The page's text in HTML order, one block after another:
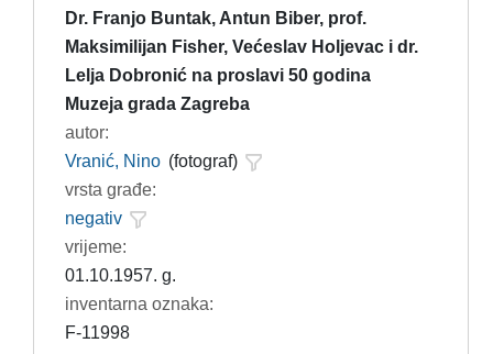
Dr. Franjo Buntak, Antun Biber, prof.
Maksimilijan Fisher, Većeslav Holjevac i dr.
Lelja Dobronić na proslavi 50 godina
Muzeja grada Zagreba
autor:
Vranić, Nino (fotograf)
vrsta građe:
negativ
vrijeme:
01.10.1957. g.
inventarna oznaka:
F-11998